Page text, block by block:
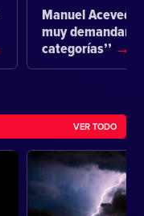
Manuel
muy
categorías’’
VER TODO